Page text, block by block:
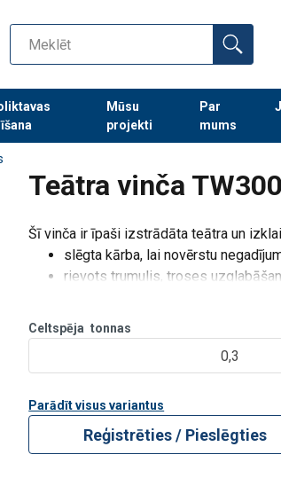
Mūsu
projekti
Par
mums
Turpināt meklēt
Teātra vinča
Šī vinča ir īpaši izstrādāta teātra un
slēgta kārba, lai novērstu
rievots trumulis, troses
jebkurā pozīcijā
regulējams un nostirpināms
Celtspēja tonnas
0,3
Parādīt visus variantus
Reģistrēties / Pieslēgties